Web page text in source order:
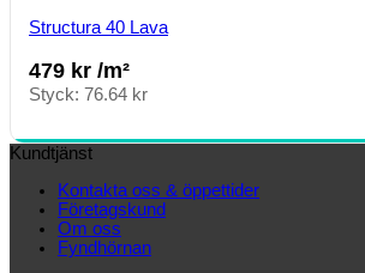
Structura 40 Lava
479 kr /m²
Styck: 76.64 kr
Kundtjänst
Kontakta oss & öppettider
Företagskund
Om oss
Fyndhörnan